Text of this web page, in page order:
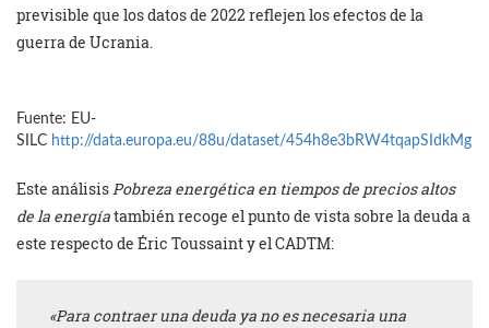
previsible que los datos de 2022 reflejen los efectos de la
guerra de Ucrania.
Fuente: EU-
SILC http://data.europa.eu/88u/dataset/454h8e3bRW4tqapSIdkMg
Este análisisPobreza energética en tiempos de precios altos
de la energíatambién recoge el punto de vista sobre la deuda a
este respecto de Éric Toussaint y el CADTM:
«Para contraer una deuda ya no es necesaria una